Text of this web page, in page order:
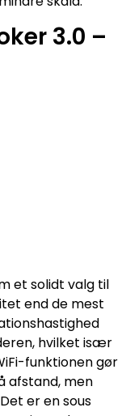
3.0 –
et solidt valg til
end de mest
hvilket især
funktionen gør
afstand, men
er en sous